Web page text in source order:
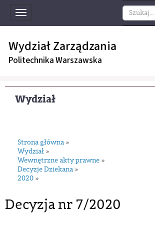
Toggle
navigation
Wydział Zarządzania
Politechnika Warszawska
Wydział
Strona główna »
Wydział »
Wewnętrzne akty prawne »
Decyzje Dziekana »
2020 »
Decyzja nr 7/2020